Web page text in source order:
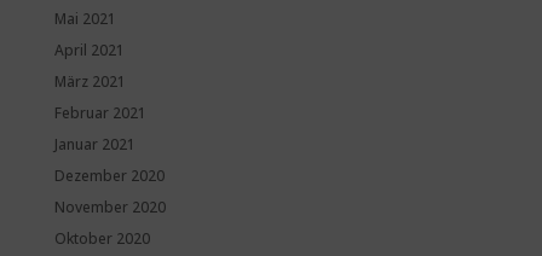
Mai 2021
April 2021
März 2021
Februar 2021
Januar 2021
Dezember 2020
November 2020
Oktober 2020